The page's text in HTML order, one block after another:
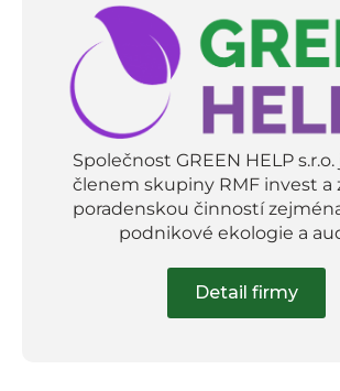
Společnost GREEN HELP
členem skupiny RMF invest a
poradenskou činností
podnikové ekologie a
Detail firmy